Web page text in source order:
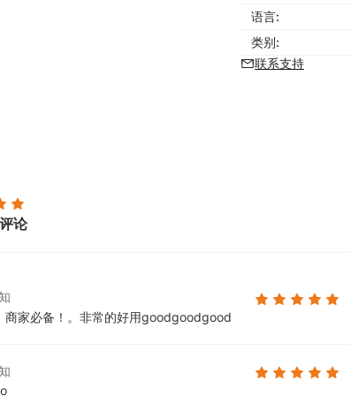
语言:
类别:
联系支持
论
家必备！。 非常的好用goodgoodgood